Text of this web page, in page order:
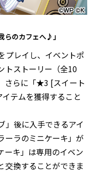
らのカフェへ♪」
プレイし、イベントポ
トストーリー（全10
さらに「★3 [スイート
テムを獲得すること
」後に入手できるアイ
ーラのミニケーキ」が
ーキ」は専用のイベン
交換することができま